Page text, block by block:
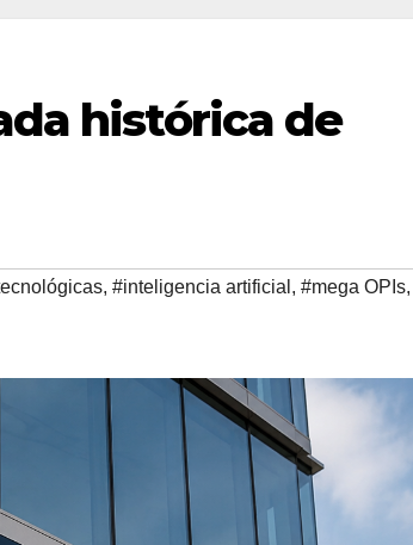
histórica de
, #inteligencia artificial , #mega OPIs,